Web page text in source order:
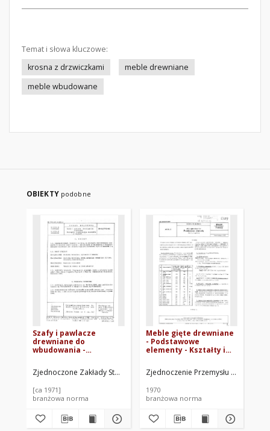
Temat i słowa kluczowe:
krosna z drzwiczkami
meble drewniane
meble wbudowane
OBIEKTY podobne
Szafy i pawlacze
drewniane do
wbudowania -
konstrukcyjne
elementów i zespołów
Zjednoczone Zakłady Stolarki Budowlanej. Oprac.
[ca 1971]
branżowa norma
Meble gięte drewniane
- Podstawowe
elementy - Kształty i
Zjednoczenie Przemysłu
1970
branżowa norma